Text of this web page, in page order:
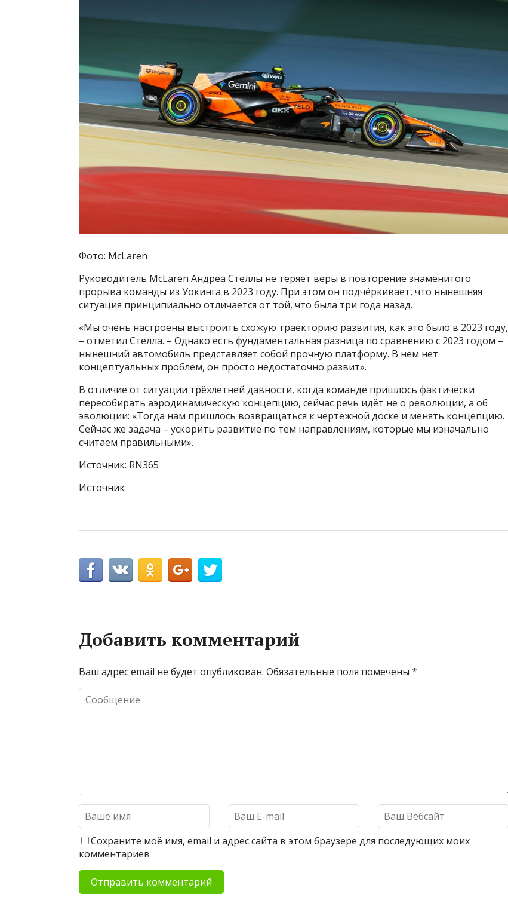
Фото: McLaren
Руководитель McLaren Андреа Стеллы не теряет веры в повторение знаменитого
прорыва команды из Уокинга в 2023 году. При этом он подчёркивает, что нынешняя
ситуация принципиально отличается от той, что была три года назад.
«Мы очень настроены выстроить схожую траекторию развития, как это было в 2023 году,
– отметил Стелла. – Однако есть фундаментальная разница по сравнению с 2023 годом –
нынешний автомобиль представляет собой прочную платформу. В нём нет
концептуальных проблем, он просто недостаточно развит».
В отличие от ситуации трёхлетней давности, когда команде пришлось фактически
пересобирать аэродинамическую концепцию, сейчас речь идёт не о революции, а об
эволюции: «Тогда нам пришлось возвращаться к чертежной доске и менять концепцию.
Сейчас же задача – ускорить развитие по тем направлениям, которые мы изначально
считаем правильными».
Источник: RN365
Источник
Добавить комментарий
Ваш адрес email не будет опубликован. Обязательные поля помечены *
Сохраните моё имя, email и адрес сайта в этом браузере для последующих моих
комментариев